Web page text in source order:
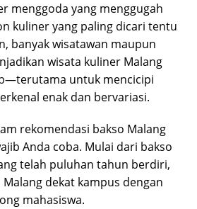
menggoda yang menggugah
kuliner yang paling dicari tentu
banyak wisatawan maupun
wisata kuliner Malang
untuk mencicipi
enak dan bervariasi.
rekomendasi bakso Malang
Anda coba. Mulai dari bakso
telah puluhan tahun berdiri,
dekat kampus dengan
mahasiswa.